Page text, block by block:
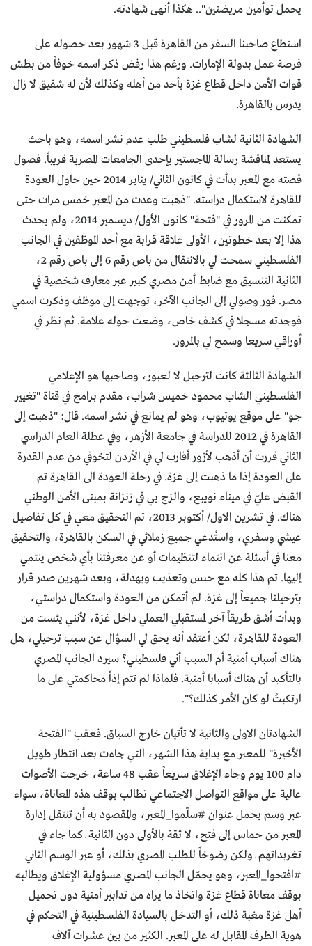
يحمل توأمين مريضتين".. هكذا أنهى شهادته.
استطاع صاحبنا السفر من القاهرة قبل 3 شهور بعد حصوله على
فرصة عمل بدولة الإمارات. ورغم هذا رفض ذكر اسمه خوفاً من بطش
قوات الأمن داخل قطاع غزة بأحد من أهله وكذلك لأن له شقيق لا زال
يدرس بالقاهرة.
الشهادة الثانية لشاب فلسطيني طلب عدم نشر اسمه، وهو باحث
يستعد لمناقشة رسالة الماجستير بإحدى الجامعات المصرية قريباً. فصول
قصته مع المعبر بدأت في كانون الثاني/ يناير 2014 حين حاول العودة
للقاهرة لاستكمال دراسته. "ذهبت وعدت من المعبر خمس مرات حتى
تمكنت من المرور في "فتحة" كانون الأول/ ديسمبر 2014، ولم يحدث
هذا إلا بعد خطوتين، الأولى علاقة قرابة مع أحد الموظفين في الجانب
الفلسطيني سمحت لي بالانتقال من باص رقم 6 إلى باص رقم 2،
الثانية التنسيق مع ضابط أمن مصري كبير عبر معارف شخصية في
مصر. فور وصولي إلى الجانب الآخر، توجهت إلى موظف وذكرت اسمي
فوجدته مسجلا في كشف خاص، وضعت حوله علامة. ثم نظر في
أوراقي سريعا وسمح لي بالمرور.
الشهادة الثالثة كانت لترحيل لا لعبور، وصاحبها هو الإعلامي
الفلسطيني الشاب محمود خميس شراب، مقدم برامج في قناة "تغيير
جو" على موقع يوتيوب، وهو لم يمانع في نشر اسمه. قال: "ذهبت إلى
القاهرة في 2012 للدراسة في جامعة الأزهر، وفي عطلة العام الدراسي
الثاني قررت أن أذهب لأزور أقارب لي في الأردن لتخوفي من عدم القدرة
على العودة إذا ما ذهبت إلى غزة. في رحلة العودة الى القاهرة تم
القبض عليّ في ميناء نويبع، والزج بي في زنزانة بمبنى الأمن الوطني
هناك. في تشرين الاول/ أكتوبر 2013، تم التحقيق معي في كل تفاصيل
عيشي وسفري، واستُدعي جميع زملائي في السكن بالقاهرة، والتحقيق
معنا في أسئلة عن انتماء لتنظيمات أو عن معرفتنا بأي شخص ينتمي
إليها. تم هذا كله مع حبس وتعذيب وبهدلة، وبعد شهرين صدر قرار
بترحيلنا جميعاً إلى غزة. لم أتمكن من العودة واستكمال دراستي،
وبدأت أشق طريقاً آخر لمستقبلي العملي داخل غزة، لأنني يئست من
العودة للقاهرة، لكن أعتقد أنه يحق لي السؤال عن سبب ترحيلي، هل
هناك أسباب أمنية أم السبب أني فلسطيني؟ سيرد الجانب المصري
بالتأكيد أن هناك أسبابا أمنية. فلماذا لم تتم إذاً محاكمتي على ما
ارتكبتُ لو كان الأمر كذلك؟".
الشهادتان الاولى والثانية لا تأتيان خارج السياق. فعقب "الفتحة
الأخيرة" للمعبر مع بداية هذا الشهر، التي جاءت بعد انتظار طويل
دام 100 يوم وجاء الإغلاق سريعاً عقب 48 ساعة، خرجت الأصوات
عالية على مواقع التواصل الاجتماعي تطالب بوقف هذه المعاناة، سواء
عبر وسم يحمل عنوان #سلّموا_المعبر، والمقصود به أن تنتقل إدارة
المعبر من حماس إلى فتح، لا ثقة بالأولى دون الثانية ــ كما جاء في
تغريداتهم ــ ولكن رضوخاً للطلب المصري بذلك، أو عبر الوسم الثاني
#افتحوا_المعبر، وهو يحمّل الجانب المصري مسؤولية الإغلاق ويطالبه
بوقف معاناة قطاع غزة واتخاذ ما يراه من تدابير أمنية دون تحميل
أهل غزة مغبة ذلك، أو التدخل بالسيادة الفلسطينية في التحكم في
هوية الطرف المقابل له على المعبر. الكثير من بين عشرات آلاف